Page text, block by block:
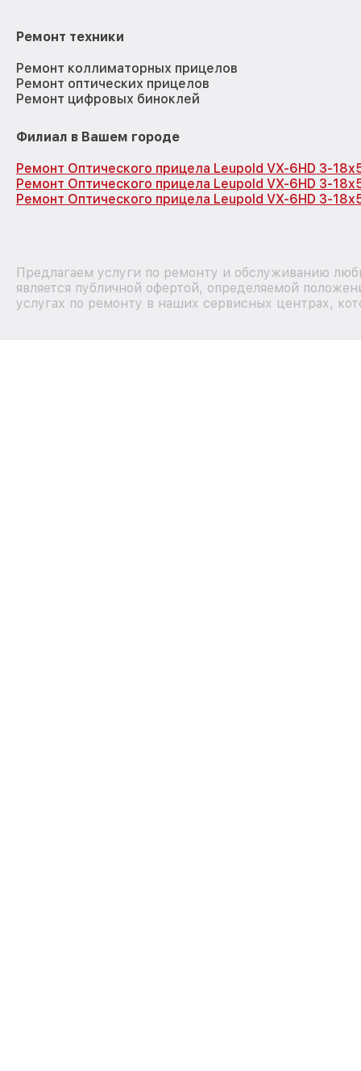
Ремонт техники
Ремонт коллиматорных прицелов
Ремонт оптических прицелов
Ремонт цифровых биноклей
Филиал в Вашем городе
Ремонт Оптического прицела Leupold VX-6HD 3-
Ремонт Оптического прицела Leupold VX-6HD 3-
Ремонт Оптического прицела Leupold VX-6HD 3-
Предлагаем услуги по ремонту и обслуживанию
является публичной офертой, определяемой
услугах по ремонту в наших сервисных центрах,